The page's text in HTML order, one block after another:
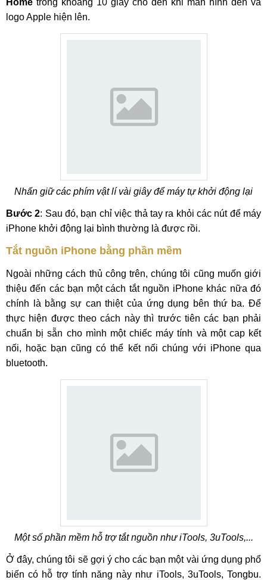
Home trong khoảng 10 giây cho đến khi màn hình đen và
logo Apple hiện lên.
Nhấn giữ các phím vật lí vài giây để máy tự khởi động lại
Bước 2: Sau đó, bạn chỉ việc thả tay ra khỏi các nút để máy
iPhone khởi động lại bình thường là được rồi.
Tắt nguồn iPhone bằng phần mềm
Ngoài những cách thủ công trên, chúng tôi cũng muốn giới
thiệu đến các bạn một cách tắt nguồn iPhone khác nữa đó
chính là bằng sự can thiệt của ứng dụng bên thứ ba. Để
thực hiện được theo cách này thì trước tiên các bạn phải
chuẩn bị sẵn cho mình một chiếc máy tính và một cap kết
nối, hoặc bạn cũng có thể kết nối chúng với iPhone qua
bluetooth.
Một số phần mềm hỗ trợ tắt nguồn như iTools, 3uTools,...
Ở đây, chúng tôi sẽ gợi ý cho các bạn một vài ứng dụng phổ
biến có hỗ trợ tính năng này như iTools, 3uTools, Tongbu.